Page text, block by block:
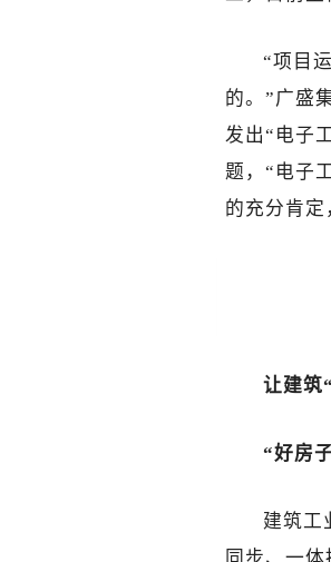
“项目
的。”广盛
发出“电子
题，“电子
的充分肯定
让建
“好房
建筑工